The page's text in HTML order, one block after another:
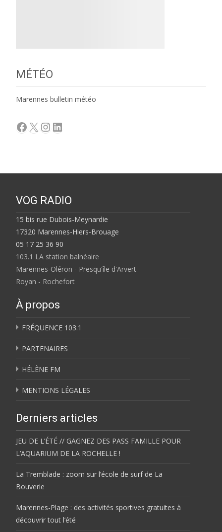
MÉTÉO
Marennes bulletin météo
Facebook
X Instagram
LinkedIn
VOG RADIO
15 bis rue Dubois-Meynardie
17320 Marennes-Hiers-Brouage
05 17 25 36 90
103.1 LA station balnéaire
Marennes-Oléron - Presqu'île d'Arvert
Royan - Rochefort
À propos
FRÉQUENCE 103.1
PARTENAIRES
HÉLÈNE FM
MENTIONS LÉGALES
Derniers articles
JEU DE L’ÉTÉ // GAGNEZ DES PASS FAMILLE POUR
L’AQUARIUM DE LA ROCHELLE !
La Tremblade : zoom sur l’école de surf de La
Bouverie
Marennes-Plage : des activités sportives gratuites à
découvrir tout l’été